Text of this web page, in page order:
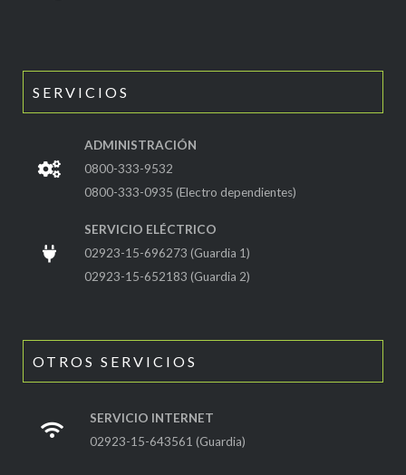
SERVICIOS
ADMINISTRACIÓN
0800-333-9532
0800-333-0935 (Electro dependientes)
SERVICIO ELÉCTRICO
02923-15-696273 (Guardia 1)
02923-15-652183 (Guardia 2)
OTROS SERVICIOS
SERVICIO INTERNET
02923-15-643561 (Guardia)